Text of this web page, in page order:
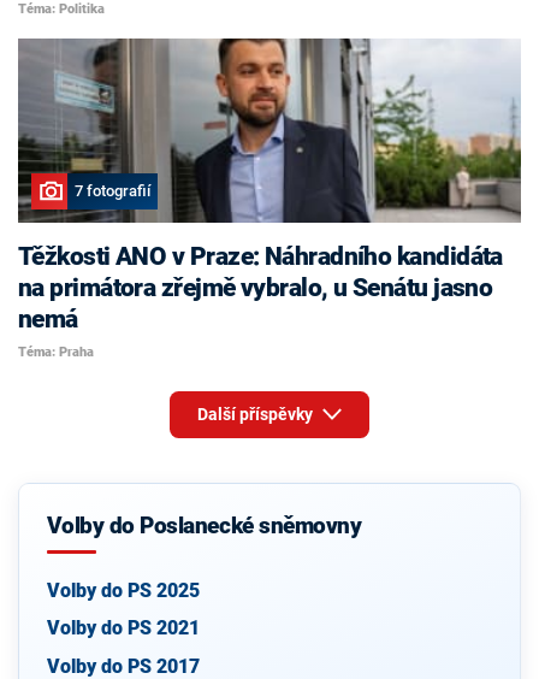
Téma: Politika
7 fotografií
Těžkosti ANO v Praze: Náhradního kandidáta
na primátora zřejmě vybralo, u Senátu jasno
nemá
Téma: Praha
Další příspěvky
Volby do Poslanecké sněmovny
Volby do PS 2025
Volby do PS 2021
Volby do PS 2017